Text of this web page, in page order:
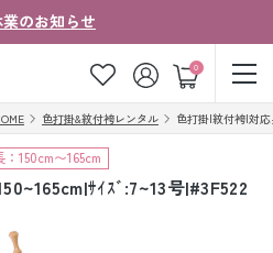
のお知らせ
0
グイン カート
ご注文の流れ
色打掛&紋付袴レンタル 色打掛|紋付袴|対応
150cm〜165cm
ｻｲｽﾞ:7~13号|#3F522